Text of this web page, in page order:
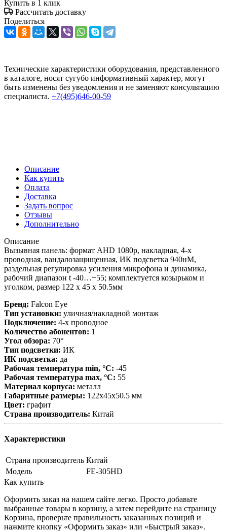
Купить в 1 клик
Рассчитать доставку
Поделиться
Технические характеристики оборудования, представленного
в каталоге, носят сугубо информативный характер, могут
быть изменены без уведомления и не заменяют консультацию
специалиста. +7(495)646-00-59
Описание
Как купить
Оплата
Доставка
Задать вопрос
Отзывы
Дополнительно
Описание
Вызывная панель: формат AHD 1080p, накладная, 4-х
проводная, вандалозащищенная, ИК подсветка 940нМ,
раздельная регулировка усиления микрофона и динамика,
рабочий диапазон t -40…+55; комплектуется козырьком и
уголком, размер 122 x 45 x 50.5мм
Бренд: Falcon Eye
Тип установки: уличная/накладной монтаж
Подключение: 4-х проводное
Количество абонентов: 1
Угол обзора: 70°
Тип подсветки: ИК
ИК подсветка: да
Рабочая температура min, °С: -45
Рабочая температура max, °С: 55
Материал корпуса: металл
Габаритные размеры: 122х45x50.5 мм
Цвет: графит
Страна производитель: Китай
Характеристики
Страна производитель Китай
Модель
FE-305HD
Как купить
Оформить заказ на нашем сайте легко. Просто добавьте
выбранные товары в корзину, а затем перейдите на страницу
Корзина, проверьте правильность заказанных позиций и
нажмите кнопку «Оформить заказ» или «Быстрый заказ».